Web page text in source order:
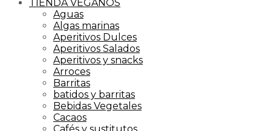
TIENDA VEGANOS
Aguas
Algas marinas
Aperitivos Dulces
Aperitivos Salados
Aperitivos y snacks
Arroces
Barritas
batidos y barritas
Bebidas Vegetales
Cacaos